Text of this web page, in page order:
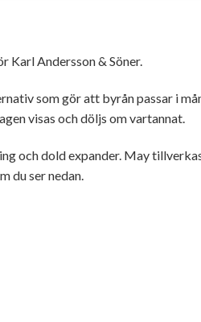
Karl Andersson & Söner.
som gör att byrån passar i
visas och döljs om vartannat.
och dold expander. May
du ser nedan.